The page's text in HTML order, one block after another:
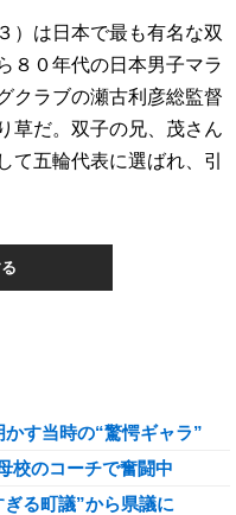
）は日本で最も有名な双
８０年代の日本男子マラ
クラブの瀬古利彦総監督
草だ。双子の兄、茂さん
て五輪代表に選ばれ、引
す当時の“驚愕ギャラ”
校のコーチで奮闘中
る町議”から県議に